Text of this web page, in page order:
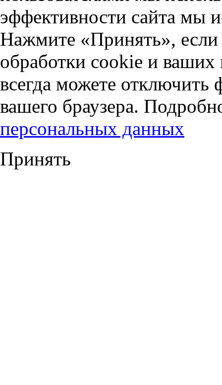
эффективности сайта мы
Нажмите «Принять», если
обработки cookie и
всегда можете отключить
вашего браузера.
персональных данных
Принять